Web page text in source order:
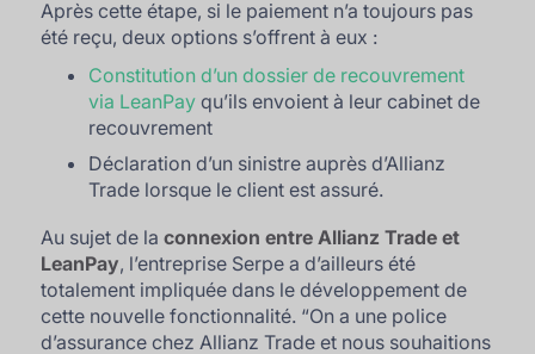
Après cette étape, si le paiement n’a toujours pas
été reçu, deux options s’offrent à eux :
Constitution d’un dossier de recouvrement
via LeanPayqu’ils envoient à leur cabinet de
recouvrement
Déclaration d’un sinistre auprès d’Allianz
Trade lorsque le client est assuré.
Au sujet de la connexion entre Allianz Trade et
LeanPay, l’entreprise Serpe a d’ailleurs été
totalement impliquée dans le développement de
cette nouvelle fonctionnalité. “On a une police
d’assurance chez Allianz Trade et nous souhaitions